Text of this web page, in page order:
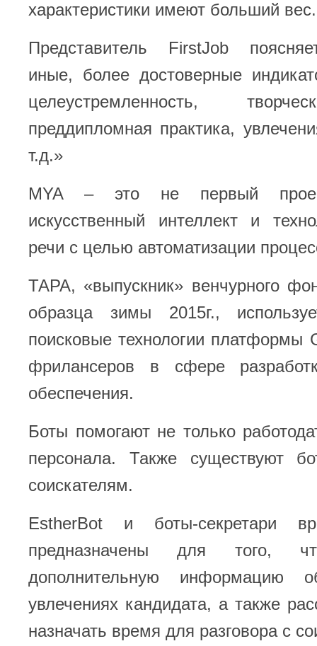
характеристики имеют больший вес.
Представитель FirstJob
иные, более достоверные
целеустремленность,
преддипломная практика,
т.д.»
MYA – это не первый
искусственный интеллект и
речи с целью автоматизации
ТАРА, «выпускник» венчурного
образца зимы 2015г.,
поисковые технологии платформы
фрилансеров в сфере
обеспечения.
Боты помогают не только
персонала. Также существуют
соискателям.
EstherBot и боты-секретари
предназначены для того,
дополнительную информацию
увлечениях кандидата, а также
назначать время для разговора с